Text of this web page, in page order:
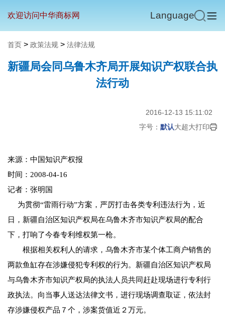
欢迎访问中华商标网 Language
首页 > 政策法规 > 法律法规
新疆局会同乌鲁木齐局开展知识产权联合执
法行动
2016-12-13 15:11:02
字号： 默认大超大打印
来源：中国知识产权报
时间：2008-04-16
记者：张明国
为贯彻“雷雨行动”方案，严厉打击各类专利违法行为，近
日，新疆自治区知识产权局在乌鲁木齐市知识产权局的配合
下，打响了今春专利维权第一枪。
根据相关权利人的请求，乌鲁木齐市某个体工商户销售的
两款鱼缸存在涉嫌侵犯专利权的行为。新疆自治区知识产权局
与乌鲁木齐市知识产权局的执法人员共同赶赴现场进行专利行
政执法。向当事人送达法律文书，进行现场调查取证，依法封
存涉嫌侵权产品７个，涉案货值近２万元。